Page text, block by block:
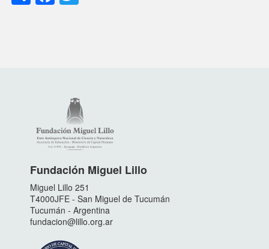
Fundación Miguel Lillo
Miguel Lillo 251
T4000JFE - San Miguel de Tucumán
Tucumán - Argentina
fundacion@lillo.org.ar